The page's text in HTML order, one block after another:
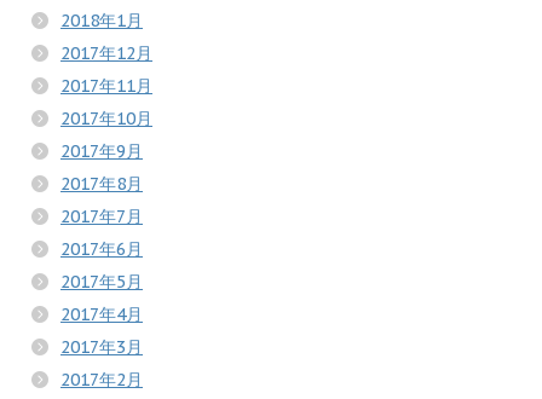
2018年1月
2017年12月
2017年11月
2017年10月
2017年9月
2017年8月
2017年7月
2017年6月
2017年5月
2017年4月
2017年3月
2017年2月